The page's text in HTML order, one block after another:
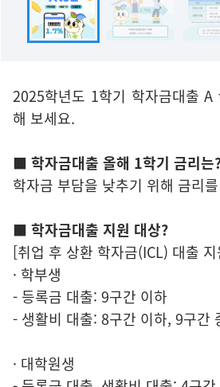
2025학년도 1학기 학자금대출
해 보세요.
■ 학자금대출 올해 1학기 금리는
학자금 부담을 낮추기 위해 금리
■ 학자금대출 지원 대상?
[취업 후 상환 학자금(ICL) 대출
· 학부생
- 등록금 대출: 9구간 이하
- 생활비 대출: 8구간 이하, 9구간
· 대학원생